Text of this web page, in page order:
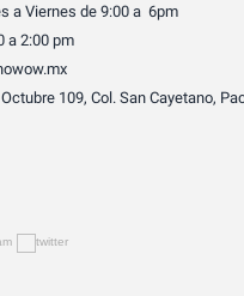
a Viernes de 9:00 a 6pm
a 2:00 pm
109, Col. San Cayetano,